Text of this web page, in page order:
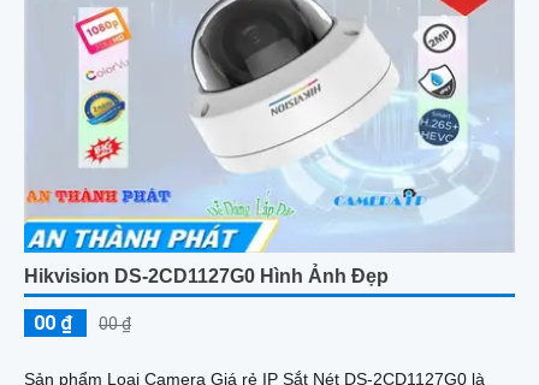
Hikvision DS-2CD1127G0 Hình Ảnh Đẹp
00 ₫ 00 ₫
Sản phẩm Loại Camera Giá rẻ IP Sắt Nét DS-2CD1127G0 là